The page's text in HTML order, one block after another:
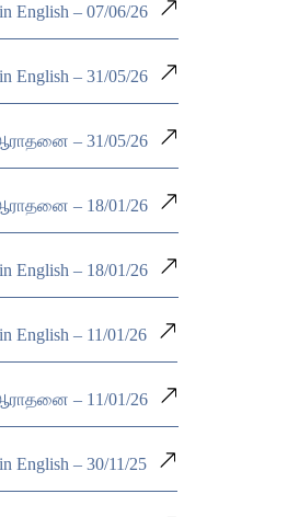
English – 07/06/26
English – 31/05/26
ஆராதனை – 31/05/26
ஆராதனை – 18/01/26
English – 18/01/26
English – 11/01/26
ஆராதனை – 11/01/26
English – 30/11/25